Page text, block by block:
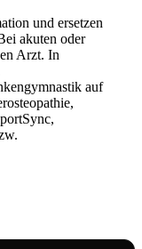
und ersetzen
akuten oder
Arzt. In
auf